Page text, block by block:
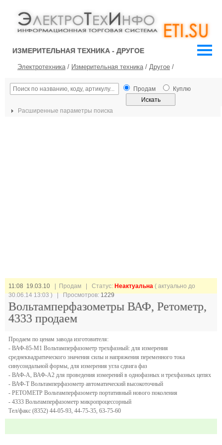
ИЗМЕРИТЕЛЬНАЯ ТЕХНИКА - ДРУГОЕ
Электротехника/ Измерительная техника/ Другое /
Продам Куплю
Расширенные параметры поиска
11:08 19.03.10 | Продам | Статус: Неактуальна ( актуально до
30.06.14 13:03 ) | Просмотров:1229
Вольтамперфазометры ВАФ, Ретометр,
4333 продаем
Продаем по ценам завода изготовителя:
- ВАФ-85-М1 Вольтамперфазометр трехфазный: для измерения
среднеквадратического значения силы и напряжения переменного тока
синусоидальной формы, для измерения угла сдвига фаз
- ВАФ-А, ВАФ-А2 для проведения измерений в однофазных и трехфазных цепях
- ВАФ-Т Вольтамперфазометр автоматический высокоточный
- РЕТОМЕТР Вольтамперфазометр портативный нового поколения
- 4333 Вольтамперфазометр микропроцессорный
Тел/факс (8352) 44-05-93, 44-75-35, 63-75-60